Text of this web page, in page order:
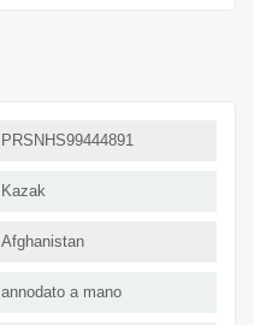
PRSNHS99444891
Kazak
Afghanistan
annodato a mano